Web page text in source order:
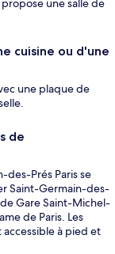
une salle de
cuisine ou d'une
une plaque de
de
des-Prés Paris se
Saint-Germain-des-
Gare Saint-Michel-
de Paris. Les
à pied et